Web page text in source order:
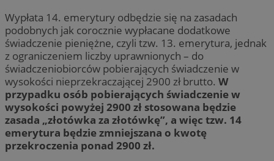
Wypłata 14. emerytury odbędzie się na zasadach
podobnych jak corocznie wypłacane dodatkowe
świadczenie pieniężne, czyli tzw. 13. emerytura, jednak
z ograniczeniem liczby uprawnionych – do
świadczeniobiorców pobierających świadczenie w
wysokości nieprzekraczającej 2900 zł brutto. W
przypadku osób pobierających świadczenie w
wysokości powyżej 2900 zł stosowana będzie
zasada „złotówka za złotówkę”, a więc tzw. 14
emerytura będzie zmniejszana o kwotę
przekroczenia ponad 2900 zł.